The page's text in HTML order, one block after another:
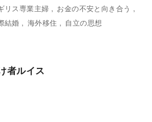
リス専業主婦
お金の不安と向き合う
結婚
海外移住 自立の思想
者ルイス